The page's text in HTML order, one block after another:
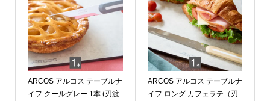
ARCOS アルコス テーブルナ
イフ クールグレー 1本 (刃渡
ARCOS アルコス テーブルナ
イフ ロング カフェラテ（刃